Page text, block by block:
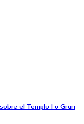
el Templo I o Gran